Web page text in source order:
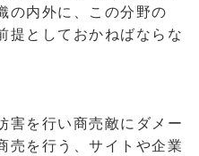
の内外に、この分野の
提としておかねばならな
害を行い商売敵にダメー
売を行う、サイトや企業